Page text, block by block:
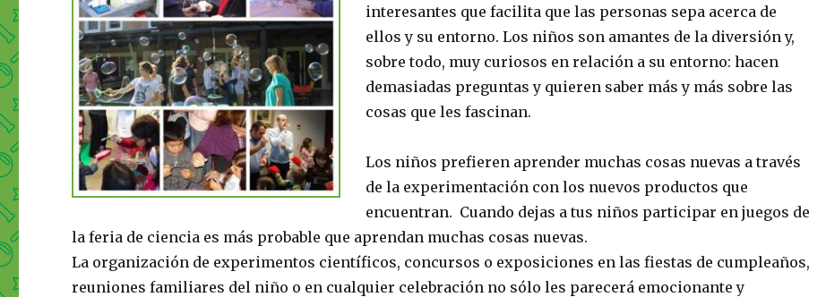
interesantes que facilita que las personas sepa acerca de
ellos y su entorno. Los niños son amantes de la diversión y,
sobre todo, muy curiosos en relación a su entorno: hacen
demasiadas preguntas y quieren saber más y más sobre las
cosas que les fascinan.
Los niños prefieren aprender muchas cosas nuevas a través
de la experimentación con los nuevos productos que
encuentran. Cuando dejas a tus niños participar en juegos de
la feria de ciencia es más probable que aprendan muchas cosas nuevas.
La organización de experimentos científicos, concursos o exposiciones en las fiestas de cumpleaños,
reuniones familiares del niño o en cualquier celebración no sólo les parecerá emocionante y